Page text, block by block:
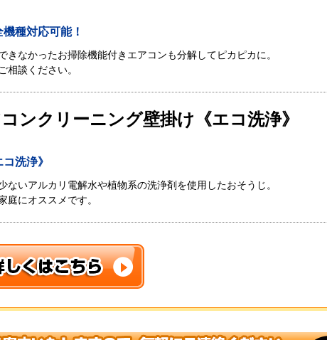
種対応可能！
きなかったお掃除機能付きエアコンも分解してピカピカに。
相談ください。
ンクリーニング壁掛け《エコ洗浄》
洗浄》
ないアルカリ電解水や植物系の洗浄剤を使用したおそうじ。
庭にオススメです。